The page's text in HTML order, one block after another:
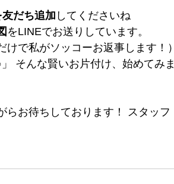
だち追加 してくださいね
をLINEでお送りしています。
で私がソッコーお返事します！）
そんな賢いお片付け、始めてみま
お待ちしております！ スタッフ